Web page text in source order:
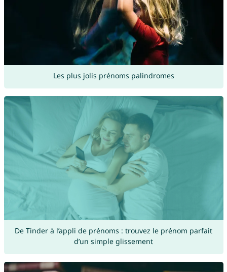
Les plus jolis prénoms palindromes
De Tinder à l’appli de prénoms : trouvez le prénom parfait
d’un simple glissement